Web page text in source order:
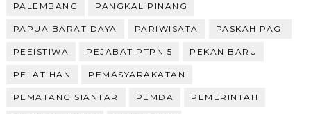
PALEMBANG PANGKAL PINANG
PAPUA BARAT DAYA PARIWISATA PASKAH PAGI
PEEISTIWA PEJABAT PTPN 5 PEKAN BARU
PELATIHAN PEMASYARAKATAN
PEMATANG SIANTAR PEMDA PEMERINTAH